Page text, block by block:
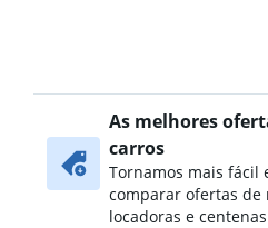
As melhores
carros
Tornamos mais fácil
comparar ofertas de
locadoras e